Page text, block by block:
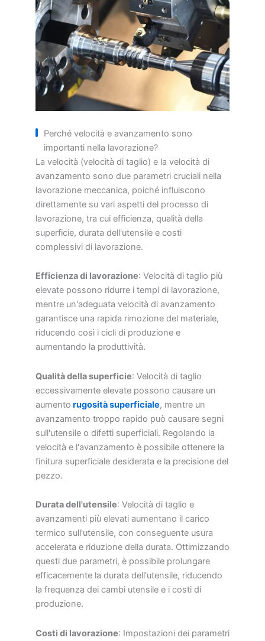
Perché velocità e avanzamento sono
importanti nella lavorazione?
La velocità (velocità di taglio) e la velocità di
avanzamento sono due parametri cruciali nella
lavorazione meccanica, poiché influiscono
direttamente su vari aspetti del processo di
lavorazione, tra cui efficienza, qualità della
superficie, durata dell'utensile e costi
complessivi di lavorazione.
Efficienza di lavorazione: Velocità di taglio più
elevate possono ridurre i tempi di lavorazione,
mentre un'adeguata velocità di avanzamento
garantisce una rapida rimozione del materiale,
riducendo così i cicli di produzione e
aumentando la produttività.
Qualità della superficie: Velocità di taglio
eccessivamente elevate possono causare un
aumento rugosità superficiale, mentre un
avanzamento troppo rapido può causare segni
sull'utensile o difetti superficiali. Regolando la
velocità e l'avanzamento è possibile ottenere la
finitura superficiale desiderata e la precisione del
pezzo.
Durata dell'utensile: Velocità di taglio e
avanzamenti più elevati aumentano il carico
termico sull'utensile, con conseguente usura
accelerata e riduzione della durata. Ottimizzando
questi due parametri, è possibile prolungare
efficacemente la durata dell'utensile, riducendo
la frequenza dei cambi utensile e i costi di
produzione.
Costi di lavorazione: Impostazioni dei parametri